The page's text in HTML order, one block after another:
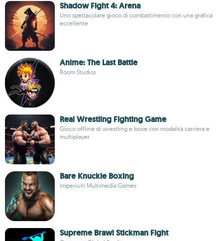
Shadow Fight 4: Arena
Uno spettacolare gioco di combattimento con una grafica
eccellente
Anime: The Last Battle
Room Studios
Real Wrestling Fighting Game
Gioco offline di wrestling e boxe con modalità carriera e
multiplayer
Bare Knuckle Boxing
Imperium Multimedia Games
Supreme Brawl Stickman Fight